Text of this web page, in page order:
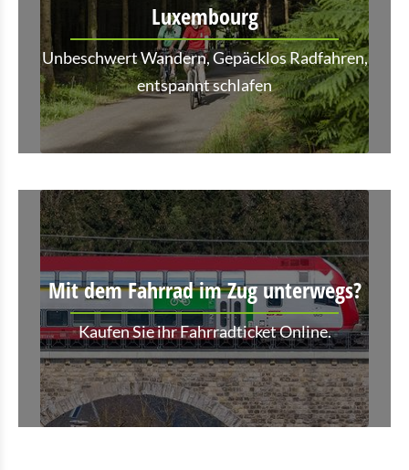
Luxembourg
Unbeschwert Wandern, Gepäcklos Radfahren,
entspannt schlafen
Mit dem Fahrrad im Zug unterwegs?
Kaufen Sie ihr Fahrradticket Online.